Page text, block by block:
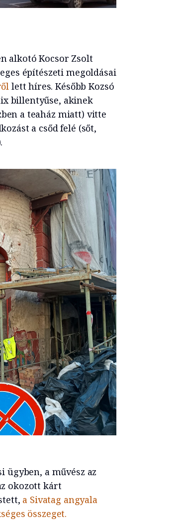
alkotó Kocsor Zsolt
építészeti megoldásai
lett híres. Később Kozsó
billentyűse, akinek
a teaház miatt) vitte
a csőd felé (sőt,
ügyben, a művész az
okozott kárt
a Sivatag angyala
összeget.